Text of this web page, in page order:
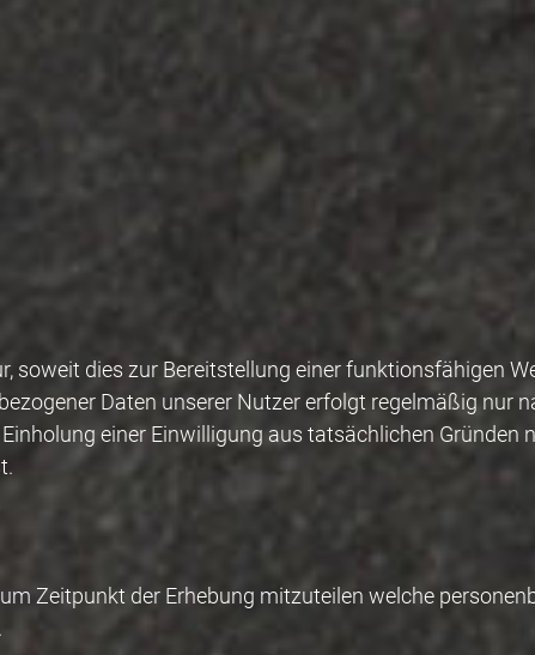
soweit dies zur Bereitstellung einer funktionsfähigen
Daten unserer Nutzer erfolgt regelmäßig nur
einer Einwilligung aus tatsächlichen Gründen
Zeitpunkt der Erhebung mitzuteilen welche